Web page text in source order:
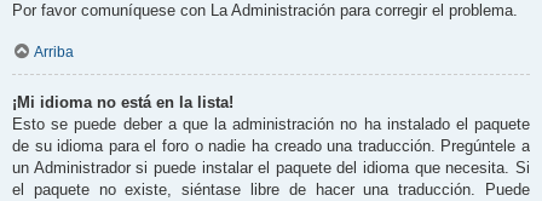
Por favor comuníquese con La Administración para corregir el problema.
Arriba
¡Mi idioma no está en la lista!
Esto se puede deber a que la administración no ha instalado el paquete
de su idioma para el foro o nadie ha creado una traducción. Pregúntele a
un Administrador si puede instalar el paquete del idioma que necesita. Si
el paquete no existe, siéntase libre de hacer una traducción. Puede